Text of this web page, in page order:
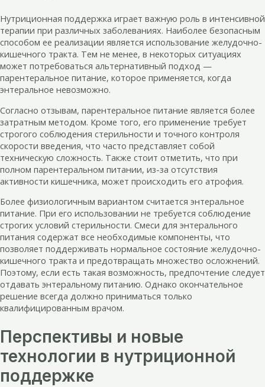
Нутриционная поддержка играет важную роль в интенсивной
терапии при различных заболеваниях. Наиболее безопасным
способом ее реализации является использование желудочно-
кишечного тракта. Тем не менее, в некоторых ситуациях
может потребоваться альтернативный подход —
парентеральное питание, которое применяется, когда
энтеральное невозможно.
Согласно отзывам, парентеральное питание является более
затратным методом. Кроме того, его применение требует
строгого соблюдения стерильности и точного контроля
скорости введения, что часто представляет собой
техническую сложность. Также стоит отметить, что при
полном парентеральном питании, из-за отсутствия
активности кишечника, может происходить его атрофия.
Более физиологичным вариантом считается энтеральное
питание. При его использовании не требуется соблюдение
строгих условий стерильности. Смеси для энтерального
питания содержат все необходимые компоненты, что
позволяет поддерживать нормальное состояние желудочно-
кишечного тракта и предотвращать множество осложнений.
Поэтому, если есть такая возможность, предпочтение следует
отдавать энтеральному питанию. Однако окончательное
решение всегда должно приниматься только
квалифицированным врачом.
Перспективы и новые
технологии в нутриционной
поддержке